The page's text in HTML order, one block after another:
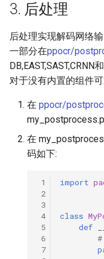
3. 后处理
后处理实现解码网络
一部分在ppocr/
对于没有内置的组件
在 ppocr/
在
码如下:
1
2
3
4
5
6
7
import
class
def